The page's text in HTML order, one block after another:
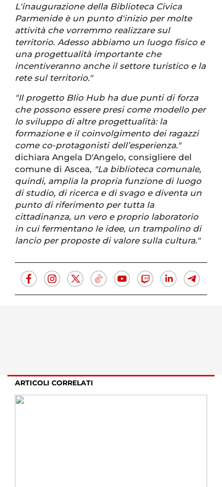
L'inaugurazione della Biblioteca Civica
Parmenide è un punto d'inizio per molte
attività che vorremmo realizzare sul
territorio. Adesso abbiamo un luogo fisico e
una progettualità importante che
incentiveranno anche il settore turistico e la
rete sul territorio."
"Il progetto Blio Hub ha due punti di forza
che possono essere presi come modello per
lo sviluppo di altre progettualità: la
formazione e il coinvolgimento dei ragazzi
come co-protagonisti dell’esperienza."
dichiara Angela D'Angelo, consigliere del
comune di Ascea, "La biblioteca comunale,
quindi, amplia la propria funzione di luogo
di studio, di ricerca e di svago e diventa un
punto di riferimento per tutta la
cittadinanza, un vero e proprio laboratorio
in cui fermentano le idee, un trampolino di
lancio per proposte di valore sulla cultura."
ARTICOLI CORRELATI